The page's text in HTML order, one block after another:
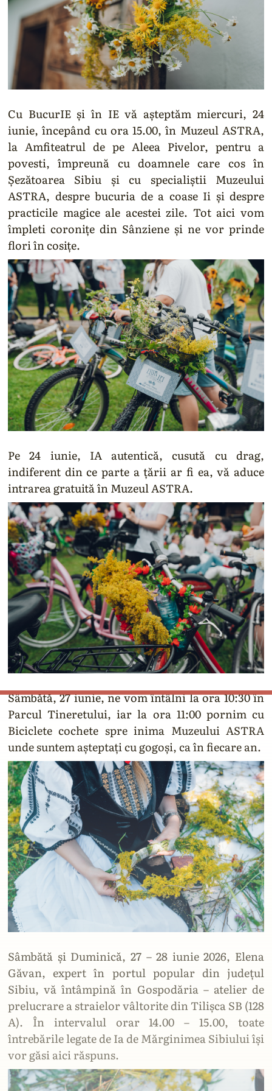
Cu BucurIE și în IE vă așteptăm miercuri, 24
iunie, începând cu ora 15.00, în Muzeul ASTRA,
la Amfiteatrul de pe Aleea Pivelor, pentru a
povesti, împreună cu doamnele care cos în
Șezătoarea Sibiu și cu specialiștii Muzeului
ASTRA, despre bucuria de a coase Ii și despre
practicile magice ale acestei zile. Tot aici vom
împleti coronițe din Sânziene și ne vor prinde
flori în cosițe.
Pe 24 iunie, IA autentică, cusută cu drag,
indiferent din ce parte a țării ar fi ea, vă aduce
intrarea gratuită în Muzeul ASTRA.
Sâmbătă, 27 iunie, ne vom întâlni la ora 10:30 în
Parcul Tineretului, iar la ora 11:00 pornim cu
Biciclete cochete spre inima Muzeului ASTRA
unde suntem așteptați cu gogoși, ca în fiecare an.
Sâmbătă și Duminică, 27 – 28 iunie 2026, Elena
Găvan, expert în portul popular din judeţul
Sibiu, vă întâmpină în Gospodăria – atelier de
prelucrare a straielor vâltorite din Tilișca SB (128
A). În intervalul orar 14.00 – 15.00, toate
întrebările legate de Ia de Mărginimea Sibiului își
vor găsi aici răspuns.
Lăcașuri Ortodoxe
Din decembrie 2006, Ortodoxie, Tradiție și